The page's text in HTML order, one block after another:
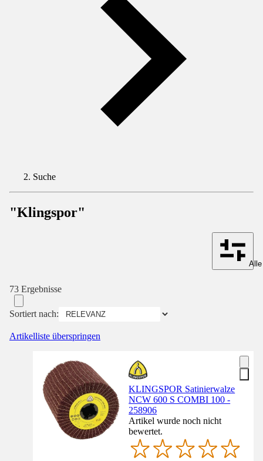
Suche
"Klingspor"
73 Ergebnisse
Sortiert nach:
Artikelliste überspringen
KLINGSPOR Satinierwalze
NCW 600 S COMBI 100 -
258906
Artikel wurde noch nicht
bewertet.